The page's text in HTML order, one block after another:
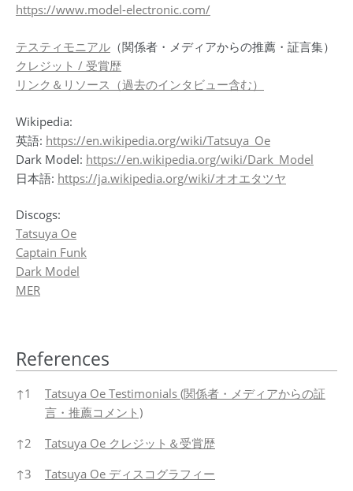
https://www.model-electronic.com/
テスティモニアル （関係者・メディアからの推薦・証言集）
クレジット / 受賞歴
リンク＆リソース（過去のインタビュー含む）
Wikipedia:
英語: https://en.wikipedia.org/wiki/Tatsuya_Oe
Dark Model: https://en.wikipedia.org/wiki/Dark_Model
日本語: https://ja.wikipedia.org/wiki/オオエタツヤ
Discogs:
Tatsuya Oe
Captain Funk
Dark Model
MER
References
References
↑1
Tatsuya Oe Testimonials (関係者・メディアからの証
言・推薦コメント)
↑2
Tatsuya Oe クレジット＆受賞歴
↑3
Tatsuya Oe ディスコグラフィー